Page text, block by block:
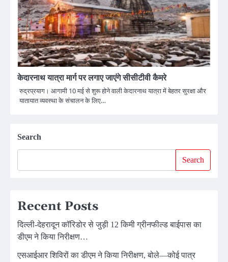
केदारनाथ यात्रा मार्ग पर लगाए जाएंगे सीसीटीवी कैमरे
रुद्रप्रयाग। आगामी 10 मई से शुरू होने वाली केदारनाथ यात्रा में बेहतर सुरक्षा और
यातायात व्यवस्था के संचालन के लिए…
Search
Search
Recent Posts
दिल्ली-देहरादून कॉरिडोर से जुड़ी 12 किमी ग्रीनफील्ड बाईपास का
डीएम ने किया निरीक्षण…
एसआईआर शिविरों का डीएम ने किया निरीक्षण, बोले—कोई पात्र